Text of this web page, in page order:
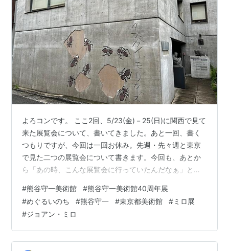
よろコンです。 ここ2回、5/23(金)－25(日)に関西で見て
来た展覧会について、書いてきました。あと一回、書く
つもりですが、今回は一回お休み。先週・先々週と東京
で見た二つの展覧会について書きます。今回も、あとか
ら「あの時、こんな展覧会に行っていたんだなぁ」と自
します。(写真は撮影OKだったものです) (いねむるモリ)
(1) めぐる いのち 熊谷守一美術館40周年展@豊島区立熊
谷守一美術館(6/29(日)まで) 特別企画展 「めぐる いのち
熊谷守一美術館 40 周年展」 | 豊島区立熊谷守一美術館 |
Kumagai Morikazu M…
#熊谷守一美術館 #熊谷守一美術館40周年展
#めぐるいのち #熊谷守一 #東京都美術館 #ミロ展
#ジョアン・ミロ